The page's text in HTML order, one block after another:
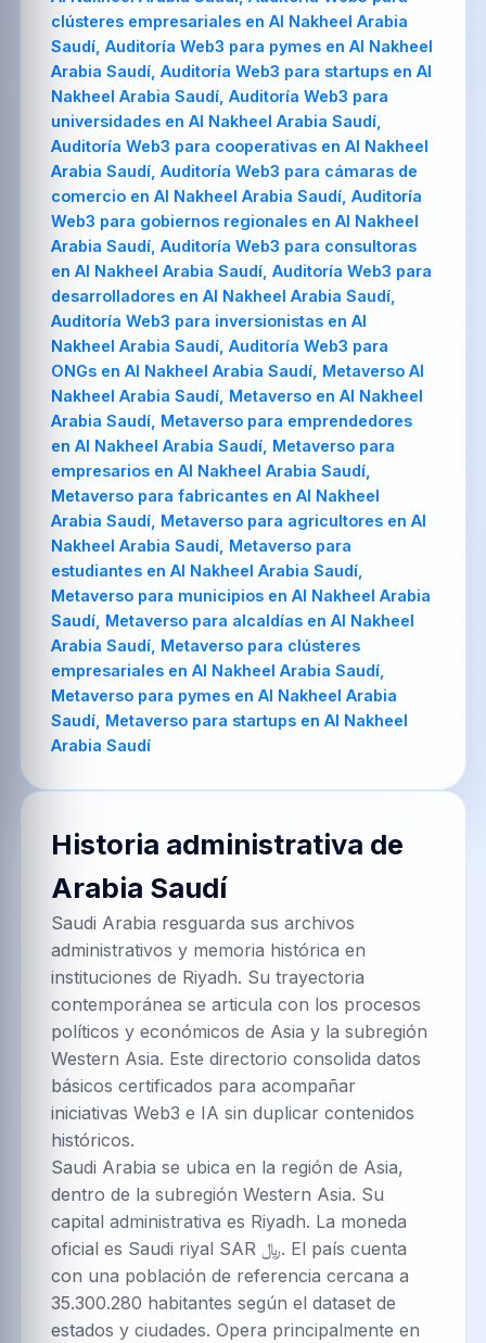
Historia administrativa de
Arabia Saudí
Saudi Arabia resguarda sus archivos
administrativos y memoria histórica en
instituciones de Riyadh. Su trayectoria
contemporánea se articula con los procesos
políticos y económicos de Asia y la subregión
Western Asia. Este directorio consolida datos
básicos certificados para acompañar
iniciativas Web3 e IA sin duplicar contenidos
históricos.
Saudi Arabia se ubica en la región de Asia,
dentro de la subregión Western Asia. Su
capital administrativa es Riyadh. La moneda
oficial es Saudi riyal SAR ﷼. El país cuenta
con una población de referencia cercana a
35.300.280 habitantes según el dataset de
estados y ciudades. Opera principalmente en